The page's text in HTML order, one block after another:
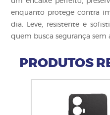
enquanto protege contra
dia. Leve, resistente e
quem busca segurança sem
PRODUTOS